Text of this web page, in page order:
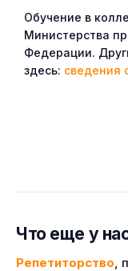
Обучение в
Министерства
Федерации.
здесь: сведения
Что еще у
Репетиторство,